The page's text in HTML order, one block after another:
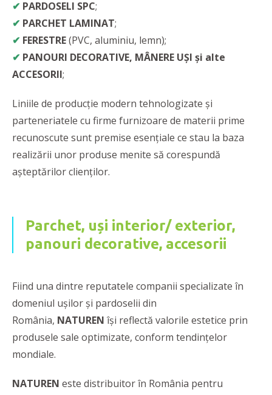
✔ PARDOSELI SPC;
✔ PARCHET LAMINAT;
✔ FERESTRE(PVC, aluminiu, lemn);
✔ PANOURI DECORATIVE, MÂNERE UȘI și alte
ACCESORII;
Liniile de producție modern tehnologizate și
parteneriatele cu firme furnizoare de materii prime
recunoscute sunt premise esențiale ce stau la baza
realizării unor produse menite să corespundă
așteptărilor clienților.
Parchet, uși interior/ exterior,
panouri decorative, accesorii
Fiind una dintre reputatele companii specializate în
domeniul ușilor și pardoselii din
România, NATUREN își reflectă valorile estetice prin
produsele sale optimizate, conform tendințelor
mondiale.
NATUREN este distribuitor în România pentru